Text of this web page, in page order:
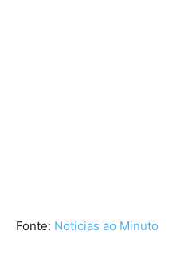
Fonte: Notícias ao Minuto